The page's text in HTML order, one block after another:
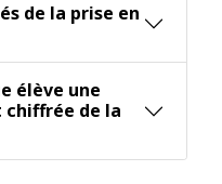
de la prise en
élève une
de la